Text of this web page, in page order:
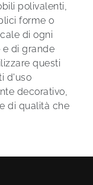
polivalenti,
forme o
di ogni
di grande
questi
d'uso
decorativo,
di qualità che